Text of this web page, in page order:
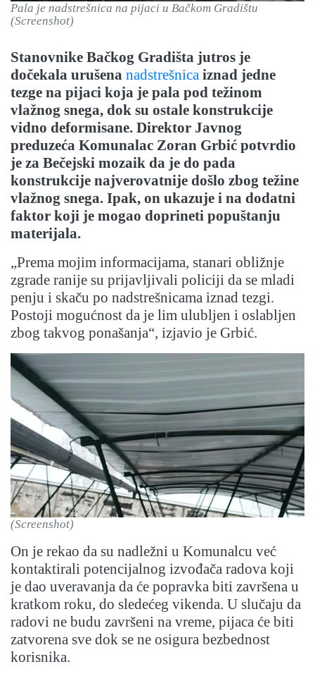
Pala je nadstrešnica na pijaci u Bačkom Gradištu
(Screenshot)
Stanovnike Bačkog Gradišta jutros je
dočekala urušena nadstrešnica iznad jedne
tezge na pijaci koja je pala pod težinom
vlažnog snega, dok su ostale konstrukcije
vidno deformisane. Direktor Javnog
preduzeća Komunalac Zoran Grbić potvrdio
je za Bečejski mozaik da je do pada
konstrukcije najverovatnije došlo zbog težine
vlažnog snega. Ipak, on ukazuje i na dodatni
faktor koji je mogao doprineti popuštanju
materijala.
„Prema mojim informacijama, stanari obližnje
zgrade ranije su prijavljivali policiji da se mladi
penju i skaču po nadstrešnicama iznad tezgi.
Postoji mogućnost da je lim ulubljen i oslabljen
zbog takvog ponašanja“, izjavio je Grbić.
(Screenshot)
On je rekao da su nadležni u Komunalcu već
kontaktirali potencijalnog izvođača radova koji
je dao uveravanja da će popravka biti završena u
kratkom roku, do sledećeg vikenda. U slučaju da
radovi ne budu završeni na vreme, pijaca će biti
zatvorena sve dok se ne osigura bezbednost
korisnika.